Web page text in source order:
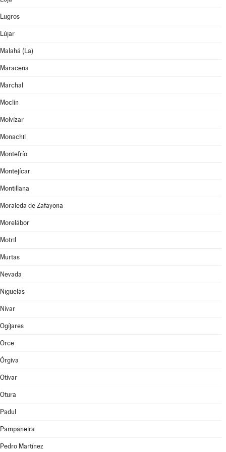
Lugros
Lújar
Malahá (La)
Maracena
Marchal
Moclín
Molvízar
Monachil
Montefrío
Montejícar
Montillana
Moraleda de Zafayona
Morelábor
Motril
Murtas
Nevada
Nigüelas
Nívar
Ogíjares
Orce
Órgiva
Otívar
Otura
Padul
Pampaneira
Pedro Martínez